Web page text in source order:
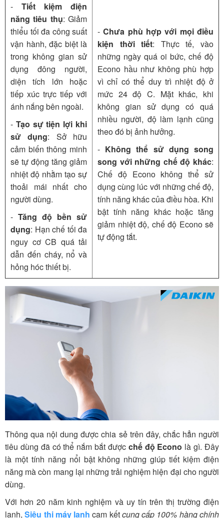
- Tiết kiệm điện
năng tiêu thụ: Giảm
thiểu tối đa công suất
vận hành, đặc biệt là
trong không gian sử
dụng đông người,
diện tích lớn hoặc
tiếp xúc trực tiếp với
ánh nắng bên ngoài.
- Tạo sự tiện lợi khi
sử dụng: Sở hữu
cảm biến thông minh
sẽ tự động tăng giảm
nhiệt độ nhằm tạo sự
thoải mái nhất cho
người dùng.
- Tăng độ bền sử
dụng: Hạn chế tối đa
nguy cơ CB quá tải
dẫn đến cháy, nổ và
hỏng hóc thiết bị.
-Chưa phù hợp với mọi điều
kiện thời tiết: Thực tế, vào
những ngày quá oi bức, chế độ
Econo hầu như không phù hợp
vì chỉ có thể duy trì nhiệt độ ở
mức 24 độ C. Mặt khác, khi
không gian sử dụng có quá
nhiều người, độ làm lạnh cũng
theo đó bị ảnh hưởng.
- Không thể sử dụng song
song với những chế độ khác:
Chế độ Econo không thể sử
dụng cùng lúc với những chế độ,
tính năng khác của điều hòa. Khi
bật tính năng khác hoặc tăng
giảm nhiệt độ, chế độ Econo sẽ
tự động tắt.
Thông qua nội dung được chia sẻ trên đây, chắc hẳn người
tiêu dùng đã có thể nắm bắt đượcchế độ Econo là gì. Đây
là một tính năng nổi bật không những giúp tiết kiệm điện
năng mà còn mang lại những trải nghiệm hiện đại cho người
dùng.
Với hơn 20 năm kinh nghiệm và uy tín trên thị trường điện
lạnh,Siêu thị máy lạnh cam kếtcung cấp 100% hàng chính